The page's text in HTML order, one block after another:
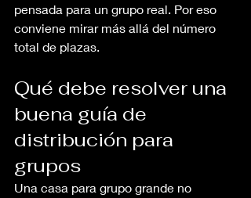
pensada para un grupo real. Por eso
conviene mirar más allá del número
total de plazas.
Qué debe resolver una
buena guía de
distribución para
grupos
Una casa para grupo grande no